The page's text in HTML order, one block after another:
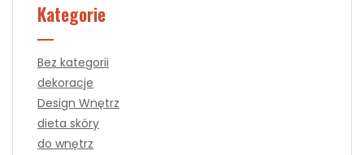
Kategorie
Bez kategorii
dekoracje
Design Wnętrz
dieta skóry
do wnętrz